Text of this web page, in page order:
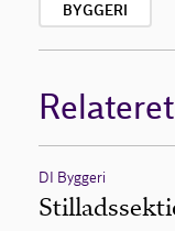
BYGGERI
DI Byggeri